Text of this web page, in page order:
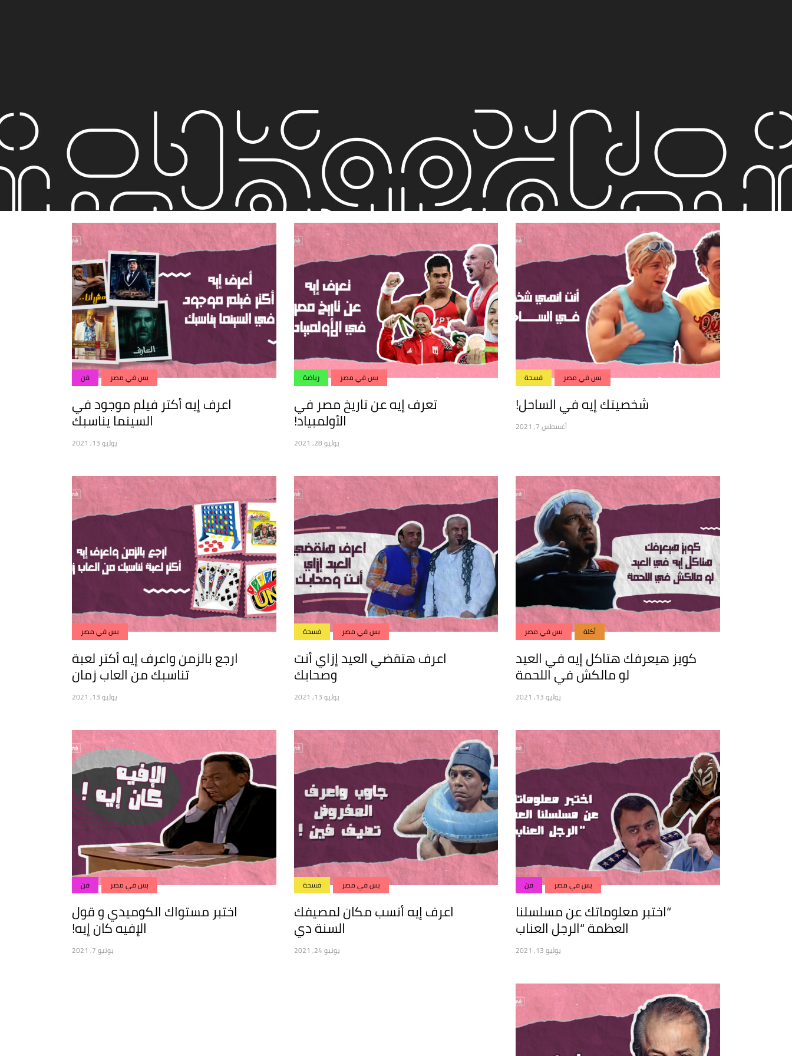
بس في مصر فسحة
شخصيتك إيه في الساحل!
أغسطس 7, 2021
بس في مصر رياضة
تعرف إيه عن تاريخ مصر في
الأولمبياد!
يوليو 28, 2021
بس في مصر فن
اعرف إيه أكتر فيلم موجود في
السينما يناسبك
يوليو 13, 2021
أكلة بس في مصر
كويز هيعرفك هتاكل إيه في العيد
لو مالكش في اللحمة
يوليو 13, 2021
بس في مصر فسحة
اعرف هتقضي العيد إزاي أنت
وصحابك
يوليو 13, 2021
بس في مصر
ارجع بالزمن واعرف إيه أكتر لعبة
تناسبك من العاب زمان
يوليو 13, 2021
بس في مصر فن
“اختبر معلوماتك عن مسلسلنا
العظمة “الرجل العناب
يوليو 13, 2021
بس في مصر فسحة
اعرف إيه أنسب مكان لمصيفك
السنة دي
يونيو 24, 2021
بس في مصر فن
اختبر مستواك الكوميدي و قول
الإفيه كان إيه!
يونيو 7, 2021